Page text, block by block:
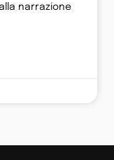
narrazione